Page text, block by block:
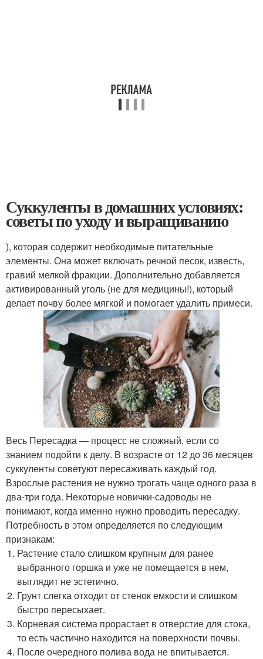
Суккуленты в домашних условиях:
советы по уходу и выращиванию
), которая содержит необходимые питательные
элементы. Она может включать речной песок, известь,
гравий мелкой фракции. Дополнительно добавляется
активированный уголь (не для медицины!), который
делает почву более мягкой и помогает удалить примеси.
Весь Пересадка — процесс не сложный, если со
знанием подойти к делу. В возрасте от 12 до 36 месяцев
суккуленты советуют пересаживать каждый год.
Взрослые растения не нужно трогать чаще одного раза в
два-три года. Некоторые новички-садоводы не
понимают, когда именно нужно проводить пересадку.
Потребность в этом определяется по следующим
признакам:
Растение стало слишком крупным для ранее
выбранного горшка и уже не помещается в нем,
выглядит не эстетично.
Грунт слегка отходит от стенок емкости и слишком
быстро пересыхает.
Корневая система прорастает в отверстие для стока,
то есть частично находится на поверхности почвы.
После очередного полива вода не впитывается.